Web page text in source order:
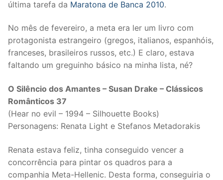
última tarefa da Maratona de Banca 2010.
No mês de fevereiro, a meta era ler um livro com
protagonista estrangeiro (gregos, italianos, espanhóis,
franceses, brasileiros russos, etc.) E claro, estava
faltando um greguinho básico na minha lista, né?
O Silêncio dos Amantes – Susan Drake – Clássicos
Românticos 37
(Hear no evil – 1994 – Silhouette Books)
Personagens: Renata Light e Stefanos Metadorakis
Renata estava feliz, tinha conseguido vencer a
concorrência para pintar os quadros para a
companhia Meta-Hellenic. Desta forma, conseguiria o